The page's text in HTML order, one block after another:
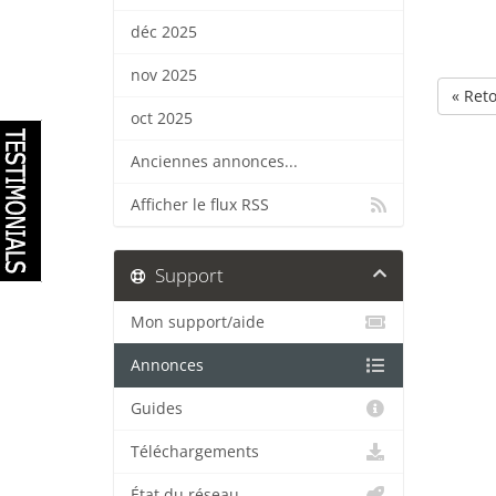
déc 2025
nov 2025
oct 2025
Anciennes annonces...
Afficher le flux RSS
«
Support
Mon support/aide
Annonces
Guides
Téléchargements